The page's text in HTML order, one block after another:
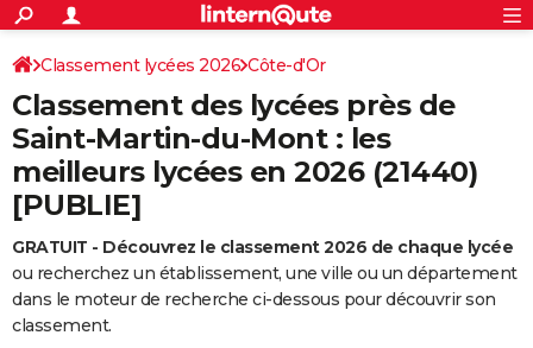
ACTUALITÉS
Politique
Société
Faits Divers
Education
Monde
Villes
+
SPORT
Coupe du monde 2026
Football
Tennis
Cyclisme
Rugby
Forum
CULTURE
Programme TV
TNT
Streaming
Cinéma
Sorties cinéma
Musique
+
FINANCE
Retraite
Impôts
Epargne
Immobilier
Risques naturels par ville
Banque
Assurance
Crédit
AUTO
Réserver un essai
Citadines
Berlines
Forum auto
HIGH-TECH
BRICOLAGE
S'inscrire
Connexion
Classement lycées 2026 Côte-d'Or
Classement des lycées près de
Saint-Martin-du-Mont : les
meilleurs lycées en 2026 (21440)
[PUBLIE]
GRATUIT - Découvrez le classement 2026 de chaque lycée
ou recherchez un établissement, une ville ou un département
dans le moteur de recherche ci-dessous pour découvrir son
classement.